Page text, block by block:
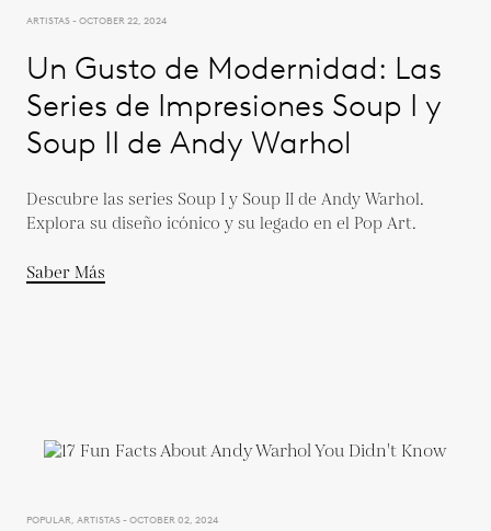
ARTISTAS - OCTOBER 22, 2024
Un Gusto de Modernidad: Las
Series de Impresiones Soup I y
Soup II de Andy Warhol
Descubre las series Soup I y Soup II de Andy Warhol.
Explora su diseño icónico y su legado en el Pop Art.
Saber Más
POPULAR, ARTISTAS - OCTOBER 02, 2024